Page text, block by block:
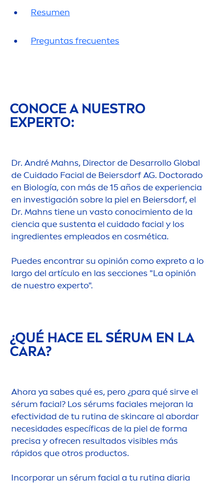
Resumen
Preguntas frecuentes
CONOCE A NUESTRO
EXPERTO:
Dr. André Mahns, Director de Desarrollo Global
de Cuidado Facial de Beiersdorf AG. Doctorado
en Biología, con más de 15 años de experiencia
en investigación sobre la piel en Beiersdorf, el
Dr. Mahns tiene un vasto conocimiento de la
ciencia que sustenta el cuidado facial y los
ingredientes empleados en cosmética.
Puedes encontrar su opinión como expreto a lo
largo del artículo en las secciones "La opinión
de nuestro experto".
¿QUÉ HACE EL SÉRUM EN LA
CARA?
Ahora ya sabes qué es, pero ¿para qué sirve el
sérum facial? Los sérums faciales mejoran la
efectividad de tu rutina deskincareal abordar
necesidades específicas de la piel de forma
precisa y ofrecen resultados visibles más
rápidos que otros productos.
Incorporar un sérum facial a tu rutina diaria